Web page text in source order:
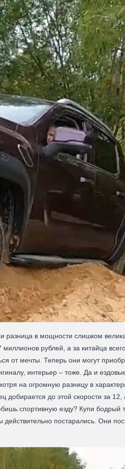
разница в мощности слишком
рублей, а за китайца
от мечты. Теперь они могут
интерьер – тоже. Да и
на огромную разницу в
добирается до этой скорости за
спортивную езду? Купи бодрый
постарались. Они